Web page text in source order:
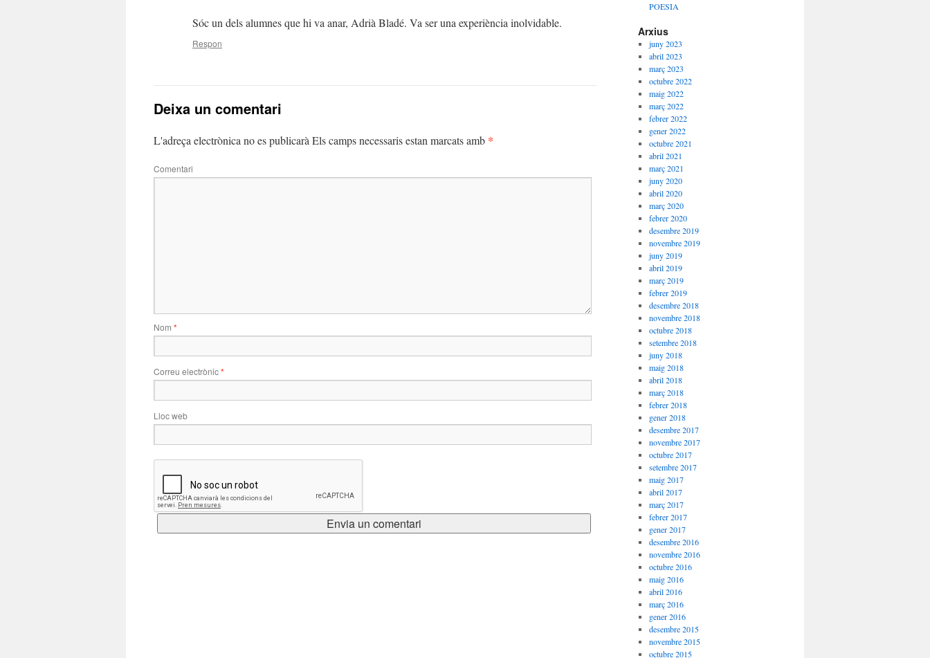
Sóc un dels alumnes que hi va anar, Adrià Bladé. Va ser una experiència inolvidable.
Respon
Deixa un comentari
L'adreça electrònica no es publicarà Els camps necessaris estan marcats amb *
Comentari
Nom *
Correu electrònic*
Lloc web
POESIA
Arxius
juny 2023
abril 2023
març 2023
octubre 2022
maig 2022
març 2022
febrer 2022
gener 2022
octubre 2021
abril 2021
març 2021
juny 2020
abril 2020
març 2020
febrer 2020
desembre 2019
novembre 2019
juny 2019
abril 2019
març 2019
febrer 2019
desembre 2018
novembre 2018
octubre 2018
setembre 2018
juny 2018
maig 2018
abril 2018
març 2018
febrer 2018
gener 2018
desembre 2017
novembre 2017
octubre 2017
setembre 2017
maig 2017
abril 2017
març 2017
febrer 2017
gener 2017
desembre 2016
novembre 2016
octubre 2016
maig 2016
abril 2016
març 2016
gener 2016
desembre 2015
novembre 2015
octubre 2015